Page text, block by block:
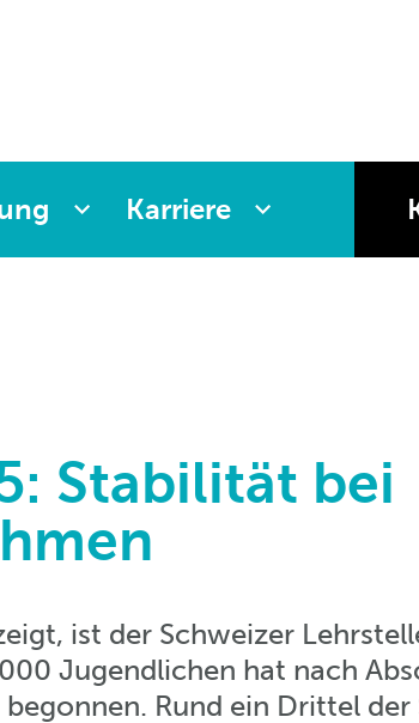
Karriere
Stabilität bei
ist der Schweizer
Jugendlichen hat nach
Rund ein Drittel der